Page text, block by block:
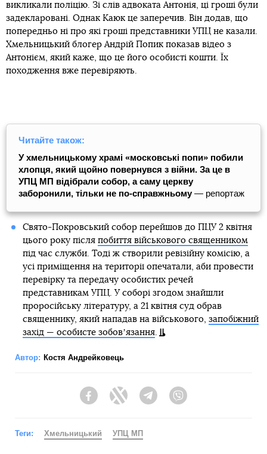
викликали поліцію. Зі слів адвоката Антонія, ці гроші були
задекларовані. Однак Каюк це заперечив. Він додав, що
попередньо ні про які гроші представники УПЦ не казали.
Хмельницький блогер Андрій Попик показав відео з
Антонієм, який каже, що це його особисті кошти. Їх
походження вже перевіряють.
Читайте також:
У хмельницькому храмі «московські попи» побили
хлопця, який щойно повернувся з війни. За це в
УПЦ МП відібрали собор, а саму церкву
заборонили, тільки не по-справжньому— репортаж
Свято-Покровський собор перейшов до ПЦУ 2 квітня
цього року після побиття військового священником
під час служби. Тоді ж створили ревізійну комісію, а
усі приміщення на території опечатали, аби провести
перевірку та передачу особистих речей
представникам УПЦ. У соборі згодом знайшли
проросійську літературу, а 21 квітня суд обрав
священнику, який нападав на військового, запобіжний
захід — особисте зобовʼязання.
Автор: Костя Андрейковець
FacebookTwitter Telegram
Теги: Хмельницький УПЦ МП